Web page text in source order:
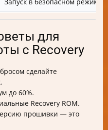
для
с Recovery
сделайте
до 60%.
Recovery ROM.
прошивки — это